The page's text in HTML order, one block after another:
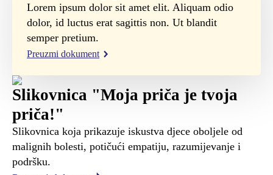
Lorem ipsum dolor sit amet elit. Aliquam odio
dolor, id luctus erat sagittis non. Ut blandit
semper pretium.
Preuzmi dokument
Slikovnica "Moja priča je tvoja
priča!"
Slikovnica koja prikazuje iskustva djece oboljele od
malignih bolesti, potičući empatiju, razumijevanje i
podršku.